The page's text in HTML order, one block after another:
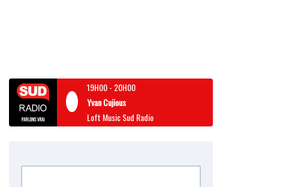
19H00- 20H00
Yvan Cujious
Loft Music Sud Radio